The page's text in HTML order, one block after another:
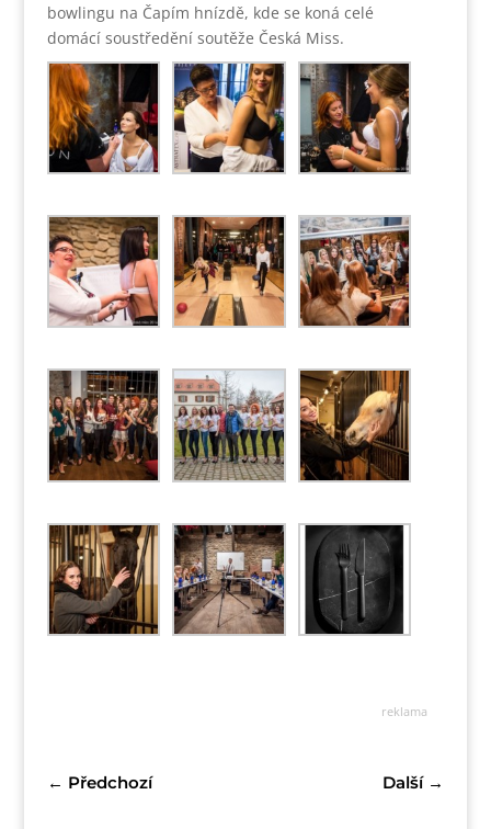
bowlingu na Čapím hnízdě, kde se koná celé
domácí soustředění soutěže Česká Miss.
reklama
← Předchozí Další→